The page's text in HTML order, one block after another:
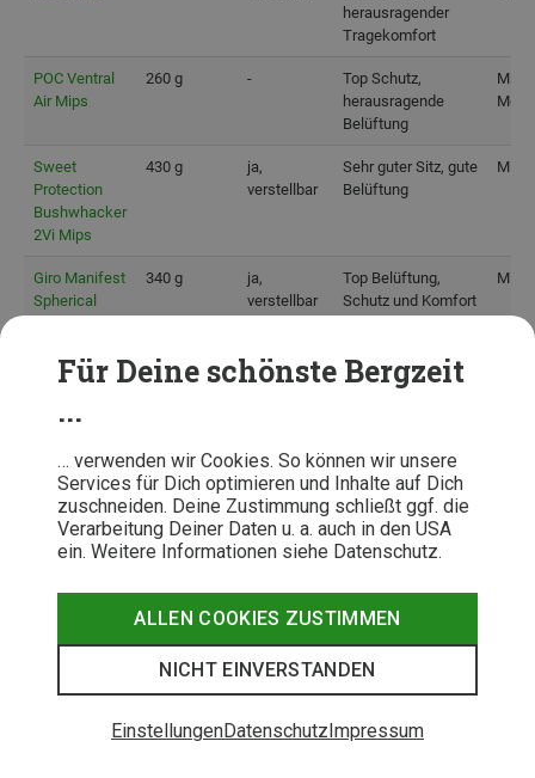
Für Deine schönste Bergzeit
...
… verwenden wir Cookies. So können wir unsere
Services für Dich optimieren und Inhalte auf Dich
zuschneiden. Deine Zustimmung schließt ggf. die
Verarbeitung Deiner Daten u. a. auch in den USA
ein. Weitere Informationen siehe Datenschutz.
ALLEN COOKIES ZUSTIMMEN
NICHT EINVERSTANDEN
EinstellungenDatenschutzImpressum
herausragender
Tragekomfort
POC Ventral
Air Mips
260 g -
Top Schutz,
herausragende
Belüftung
Sweet
Protection
Bushwhacker
2Vi Mips
430 g
ja,
verstellbar
Sehr guter Sitz, gute
Belüftung
Mips
Giro Manifest
Spherical
340 g
ja,
verstellbar
Top Belüftung,
Schutz und Komfort
Mips
Mips Herren
verstellbar,
Komfort, super
Verstellbarkeit
Maven
stabiler Sitz
Scott Tago
Plus
350 g
ja,
verstellbar,
abnehmbar
Leicht, hoher
Tragekomfort, sehr
gutes
325 g
ja,
Top Schutzwerte,
Julbo Forest
390 g
ja,
verstellbar
Belüftung, gutes